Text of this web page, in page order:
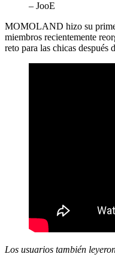
– JooE
MOMOLAND hizo su
miembros recientemente
reto para las chicas después
Los usuarios también